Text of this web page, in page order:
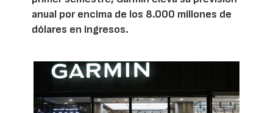
anual por encima de los 8.000 millones de
dólares en ingresos.